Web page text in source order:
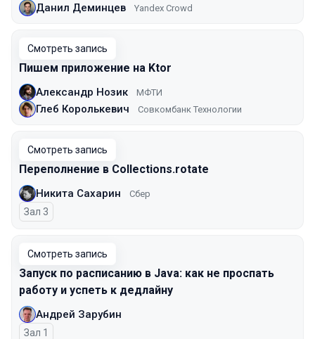
Данил Деминцев Yandex Crowd
Смотреть запись
Пишем приложение на Ktor
Александр Нозик МФТИ
Глеб Королькевич Совкомбанк Технологии
Смотреть запись
Переполнение в Collections.rotate
Никита Сахарин Сбер
Зал 3
Смотреть запись
Запуск по расписанию в Java: как не проспать
работу и успеть к дедлайну
Андрей Зарубин
Зал 1